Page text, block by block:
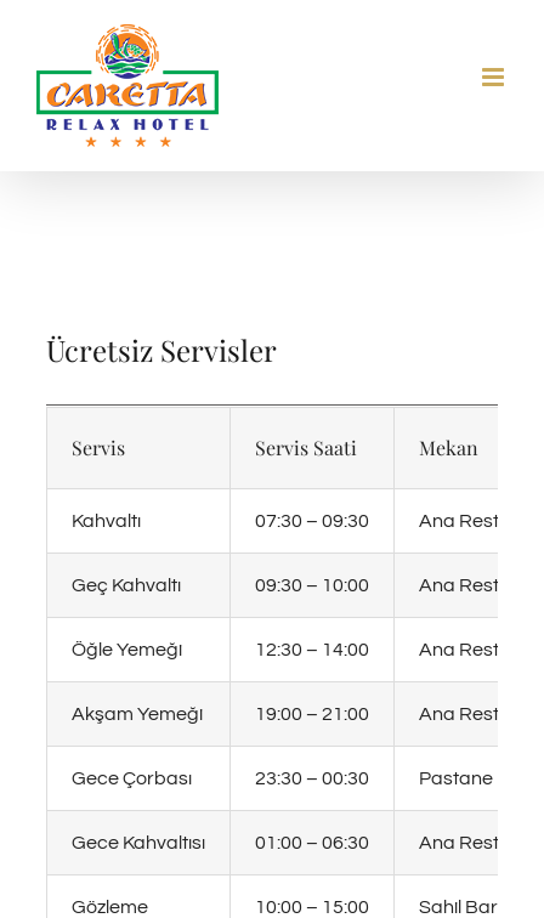
content
Ücretsiz Servisler
Servis Servis Saati Mekan
Kahvaltı 07:30 – 09:30 Ana Restoran
Geç Kahvaltı 09:30 – 10:00 Ana Restoran
Öğle Yemeği 12:30 – 14:00 Ana Restoran
Akşam Yemeği 19:00 – 21:00 Ana Restoran
Gece Çorbası 23:30 – 00:30 Pastane
Gece Kahvaltısı 01:00 – 06:30 Ana Restoran
Gözleme 10:00 – 15:00 Sahil Bar